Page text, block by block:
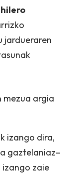
hilero
jardueraren
mezua argia
izango dira,
gaztelaniaz–
zaie